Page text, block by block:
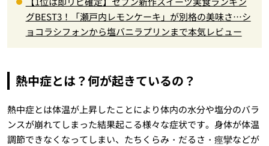
グBEST3！「瀬戸内レモンケーキ」が別格の美味さ…シ
ョコラシフォンから塩バニラプリンまで本気レビュー
熱中症とは？何が起きているの？
熱中症とは体温が上昇したことにより体内の水分や塩分のバラ
ンスが崩れてしまった結果起こる様々な症状です。身体が体温
調節できなくなってしまい、たちくらみ・だるさ・痙攣などが